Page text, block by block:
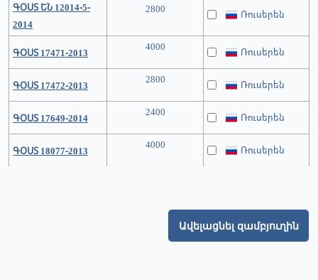
ԳՕՍՏ ԵՆ 12014-5-
2014
2800 Ռուսերեն
ԳՕՍՏ 17471-2013 4000 Ռուսերեն
ԳՕՍՏ 17472-2013 2800 Ռուսերեն
ԳՕՍՏ 17649-2014 2400 Ռուսերեն
ԳՕՍՏ 18077-2013 4000 Ռուսերեն
Ավելացնել զամբյուղին